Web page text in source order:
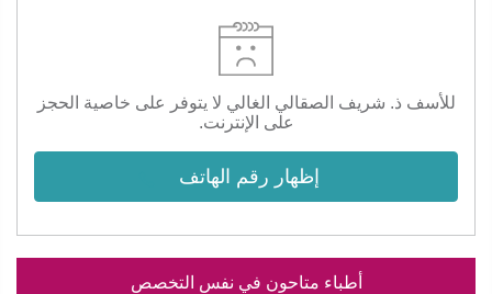
للأسف ذ. شريف الصقالي الغالي لا يتوفر على خاصية الحجز
على الإنترنت.
إظهار رقم الهاتف
أطباء متاحون في نفس التخصص